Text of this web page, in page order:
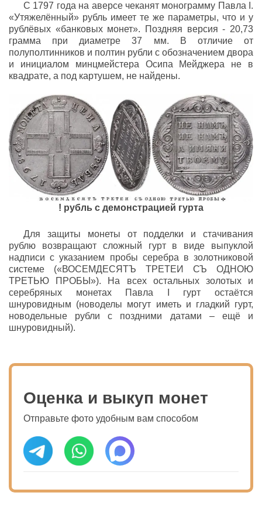
С 1797 года на аверсе чеканят монограмму Павла I.
«Утяжелённый» рубль имеет те же параметры, что и у
рублёвых «банковых монет». Поздняя версия - 20,73
грамма при диаметре 37 мм. В отличие от
полуполтинников и полтин рубли с обозначением двора
и инициалом минцмейстера Осипа Мейджера не в
квадрате, а под картушем, не найдены.
! рубль с демонстрацией гурта
Для защиты монеты от подделки и стачивания
рублю возвращают сложный гурт в виде выпуклой
надписи с указанием пробы серебра в золотниковой
системе («ВОСЕМДЕСЯТЪ ТРЕТЕИ СЪ ОДНОЮ
ТРЕТЬЮ ПРОБЫ»). На всех остальных золотых и
серебряных монетах Павла I гурт остаётся
шнуровидным (новоделы могут иметь и гладкий гурт,
новодельные рубли с поздними датами – ещё и
шнуровидный).
Оценка и выкуп монет
Отправьте фото удобным вам способом